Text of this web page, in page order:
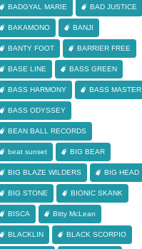
BADGYAL MARIE BAD JUSTICE
BAKAMONO BANJI
BANTY FOOT BARRIER FREE
BASE LINE BASS GREEN
BASS HARMONY BASS MASTER
BASS ODYSSEY
BEAN BALL RECORDS
beat sunset BIG BEAR
BIG BLAZE WILDERS BIG HEAD
BIG STONE BIONIC SKANK
BISCA Bitty McLean
BLACKLIN BLACK SCORPIO